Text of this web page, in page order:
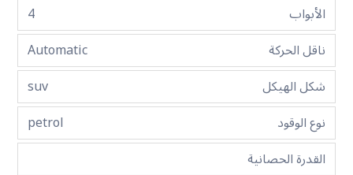
الأبواب
4
ناقل الحركة
Automatic
شكل الهيكل
suv
نوع الوقود
petrol
القدرة الحصانية